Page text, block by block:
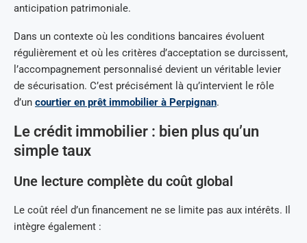
anticipation patrimoniale.
Dans un contexte où les conditions bancaires évoluent
régulièrement et où les critères d’acceptation se durcissent,
l’accompagnement personnalisé devient un véritable levier
de sécurisation. C’est précisément là qu’intervient le rôle
d’un courtier en prêt immobilier à Perpignan.
Le crédit immobilier : bien plus qu’un
simple taux
Une lecture complète du coût global
Le coût réel d’un financement ne se limite pas aux intérêts. Il
intègre également :